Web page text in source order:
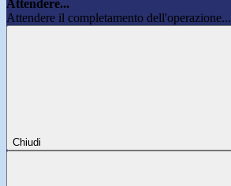
Attendere...
Attendere il completamento dell'operazione...
Chiudi